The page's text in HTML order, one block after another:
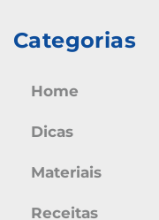
Categorias
Home
Dicas
Materiais
Receitas